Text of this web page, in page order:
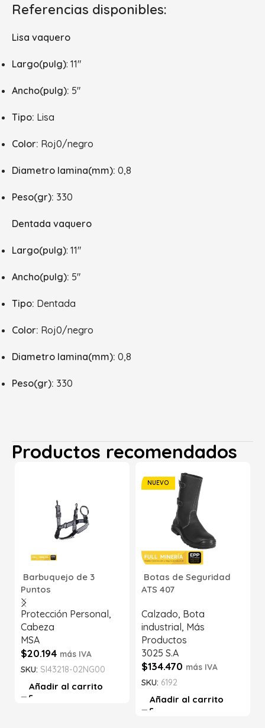
Referencias disponibles:
Lisa vaquero
Largo(pulg): 11″
Ancho(pulg): 5″
Tipo: Lisa
Color: Roj0/negro
Diametro lamina(mm): 0,8
Peso(gr): 330
Dentada vaquero
Largo(pulg): 11″
Ancho(pulg): 5″
Tipo: Dentada
Color: Roj0/negro
Diametro lamina(mm): 0,8
Peso(gr): 330
Productos recomendados
Barbuquejo de 3
Puntos
Protección Personal,
Cabeza
MSA
$20.194 más IVA
SKU: SI43218-02NG00
Añadir al carrito
NUEVO
Botas de Seguridad
ATS 407
Calzado, Bota
industrial, Más
Productos
3025 S.A
$134.470 más IVA
SKU: 6192
Añadir al carrito